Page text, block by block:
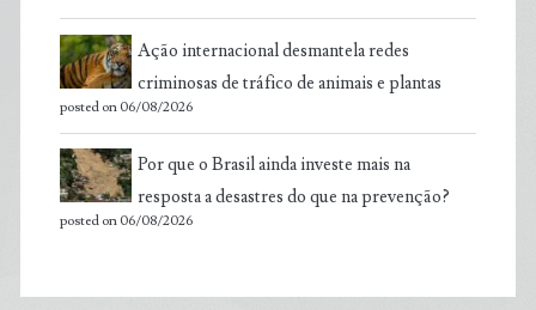
Ação internacional desmantela redes
criminosas de tráfico de animais e plantas
posted on 06/08/2026
Por que o Brasil ainda investe mais na
resposta a desastres do que na prevenção?
posted on 06/08/2026